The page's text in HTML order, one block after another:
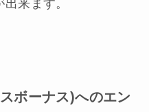
来ます。
ボーナス)へのエン